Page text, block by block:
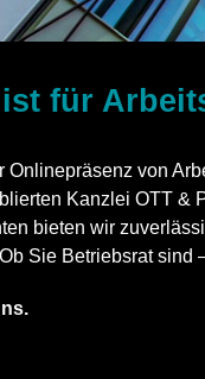
für
Onlinepräsenz von
Kanzlei OTT &
bieten wir
Sie Betriebsrat sind